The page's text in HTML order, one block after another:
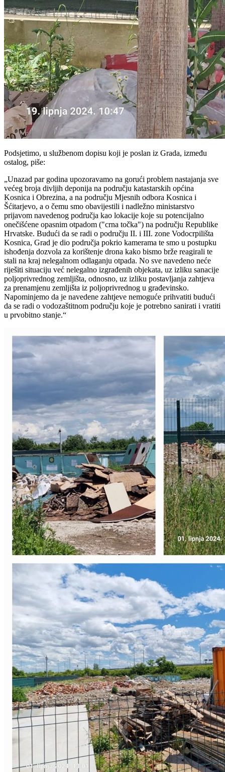
Podsjetimo, u službenom dopisu koji je poslan iz Grada, između
ostalog, piše:
„Unazad par godina upozoravamo na gorući problem nastajanja sve
većeg broja divljih deponija na području katastarskih općina
Kosnica i Obrezina, a na području Mjesnih odbora Kosnica i
Šćitarjevo, a o čemu smo obavijestili i nadležno ministarstvo
prijavom navedenog područja kao lokacije koje su potencijalno
onečišćene opasnim otpadom ("crna točka") na području Republike
Hrvatske. Budući da se radi o području II. i III. zone Vodocrpilišta
Kosnica, Grad je dio područja pokrio kamerama te smo u postupku
ishođenja dozvola za korištenje drona kako bismo brže reagirali te
stali na kraj nelegalnom odlaganju otpada. No sve navedeno neće
riješiti situaciju već nelegalno izgrađenih objekata, uz izliku sanacije
poljoprivrednog zemljišta, odnosno, uz izliku postavljanja zahtjeva
za prenamjenu zemljišta iz poljoprivrednog u građevinsko.
Napominjemo da je navedene zahtjeve nemoguće prihvatiti budući
da se radi o vodozaštitnom području koje je potrebno sanirati i vratiti
u prvobitno stanje.“